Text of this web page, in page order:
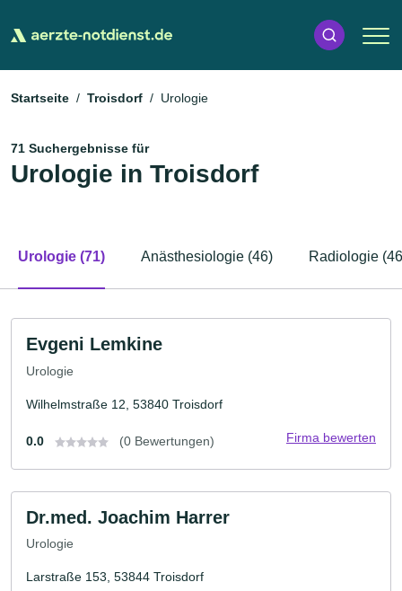
Startseite Troisdorf Urologie
71 Suchergebnisse für
Urologie in Troisdorf
Urologie (71) Anästhesiologie (46) Radiologie
Evgeni Lemkine
Urologie
Wilhelmstraße 12, 53840 Troisdorf
0.0 (0 Bewertungen) Firma bewerten
Dr.med. Joachim Harrer
Urologie
Larstraße 153, 53844 Troisdorf